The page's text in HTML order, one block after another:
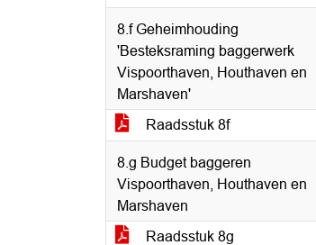
8.f Geheimhouding
'Besteksraming baggerwerk
Vispoorthaven, Houthaven en
Marshaven'
Raadsstuk 8f
8.g Budget baggeren
Vispoorthaven, Houthaven en
Marshaven
Raadsstuk 8g